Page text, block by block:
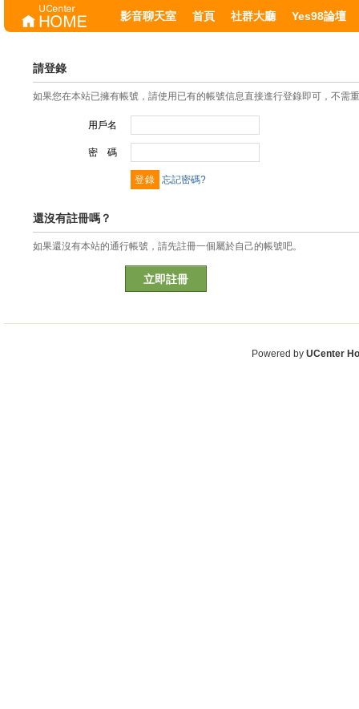
影音聊天室 首頁 社群大廳 Yes98論壇
請登錄
如果您在本站已擁有帳號，請使用已有的帳號信息直接進行登錄即可，不需
用戶名
密 碼
忘記密碼?
還沒有註冊嗎？
如果還沒有本站的通行帳號，請先註冊一個屬於自己的帳號吧。
立即註冊
Powered by UCenter